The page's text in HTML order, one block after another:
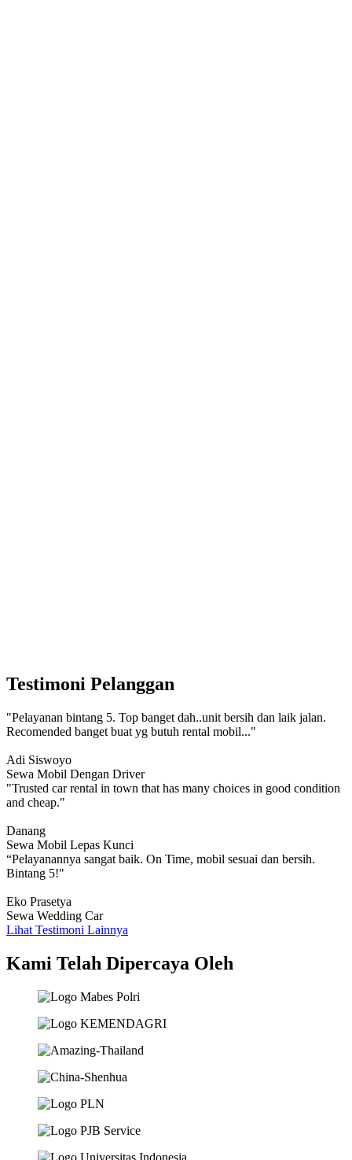
Testimoni Pelanggan
"Pelayanan bintang 5. Top banget dah..unit bersih dan laik jalan.
Recomended banget buat yg butuh rental mobil..."
Adi Siswoyo
Sewa Mobil Dengan Driver
"Trusted car rental in town that has many choices in good condition
and cheap."
Danang
Sewa Mobil Lepas Kunci
“Pelayanannya sangat baik. On Time, mobil sesuai dan bersih.
Bintang 5!"
Eko Prasetya
Sewa Wedding Car
Lihat Testimoni Lainnya
Kami Telah Dipercaya Oleh